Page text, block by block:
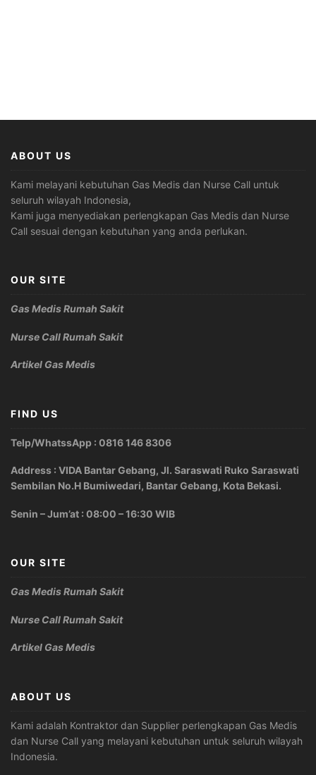
ABOUT US
Kami melayani kebutuhan Gas Medis dan Nurse Call untuk
seluruh wilayah Indonesia,
Kami juga menyediakan perlengkapan Gas Medis dan Nurse
Call sesuai dengan kebutuhan yang anda perlukan.
OUR SITE
Gas Medis Rumah Sakit
Nurse Call Rumah Sakit
Artikel Gas Medis
FIND US
Telp/WhatssApp : 0816 146 8306
Address : VIDA Bantar Gebang, Jl. Saraswati Ruko Saraswati
Sembilan No.H Bumiwedari, Bantar Gebang, Kota Bekasi.
Senin – Jum’at : 08:00 – 16:30 WIB
OUR SITE
Gas Medis Rumah Sakit
Nurse Call Rumah Sakit
Artikel Gas Medis
ABOUT US
Kami adalah Kontraktor dan Supplier perlengkapan Gas Medis
dan Nurse Call yang melayani kebutuhan untuk seluruh wilayah
Indonesia.